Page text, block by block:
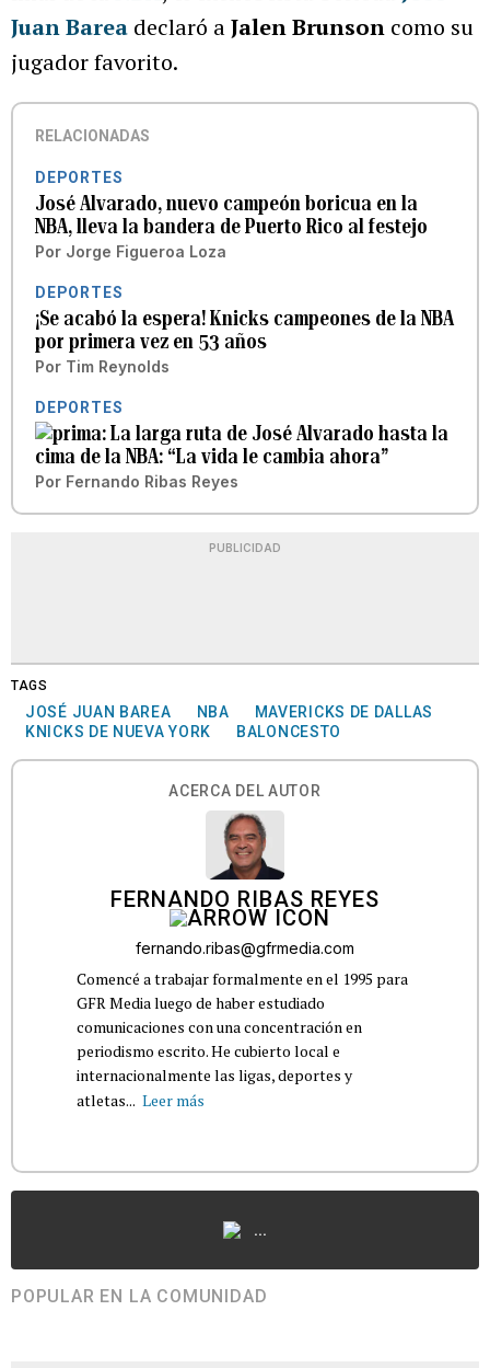
Juan Barea declaró aJalen Brunson como su
jugador favorito.
RELACIONADAS
DEPORTES
José Alvarado, nuevo campeón boricua en la
NBA, lleva la bandera de Puerto Rico al festejo
Por Jorge Figueroa Loza
DEPORTES
¡Se acabó la espera! Knicks campeones de la NBA
por primera vez en 53 años
Por Tim Reynolds
DEPORTES
La larga ruta de José Alvarado hasta la
cima de la NBA: “La vida le cambia ahora”
Por Fernando Ribas Reyes
PUBLICIDAD
TAGS
JOSÉ JUAN BAREA NBA
MAVERICKS DE DALLAS
KNICKS DE NUEVA YORK
BALONCESTO
ACERCA DEL AUTOR
FERNANDO RIBAS REYES
fernando.ribas@gfrmedia.com
Comencé a trabajar formalmente en el 1995 para
GFR Media luego de haber estudiado
comunicaciones con una concentración en
periodismo escrito. He cubierto local e
internacionalmente las ligas, deportes y
atletas... Leer más
...
POPULAR EN LA COMUNIDAD